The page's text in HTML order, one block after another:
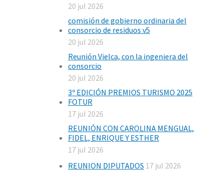
20 jul 2026
comisión de gobierno ordinaria del
consorcio de residuos v5
20 jul 2026
Reunión Vielca, con la ingeniera del
consorcio
20 jul 2026
3º EDICIÓN PREMIOS TURISMO 2025
FOTUR
17 jul 2026
REUNIÓN CON CAROLINA MENGUAL,
FIDEL, ENRIQUE Y ESTHER
17 jul 2026
REUNION DIPUTADOS 17 jul 2026